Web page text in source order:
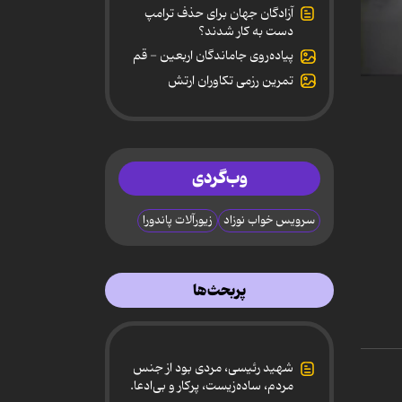
آزادگان جهان برای حذف ترامپ
دست به کار شدند؟
پیاده‌روی جاماندگان اربعین - قم
تمرین رزمی تکاوران ارتش
وب‌گردی
سرویس خواب نوزاد زیورآلات پاندورا
پربحث‌ها
شهید رئیسی، مردی بود از جنس
مردم، ساده‌زیست، پرکار و بی‌ادعا.